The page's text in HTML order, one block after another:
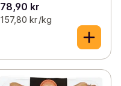
78,90 kr
157,80 kr /kg